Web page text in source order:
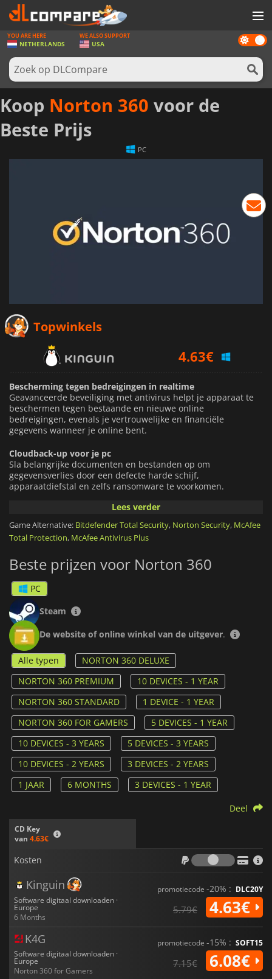
SPELLEN
GAME CARDS
SOFTWARE
REWARDS
NIEUWS
Dark
mode
YOU ARE HERE
NETHERLANDS
WE ALSO SUPPORT
USA
Koop Norton 360 voor de
Beste Prijs
PC
Topwinkels
6.08€
7.43€
Bescherming tegen bedreigingen in realtime
Geavanceerde beveiliging met antivirus helpt je apparaat te
beschermen tegen bestaande en nieuwe online
bedreigingen, evenals je vertrouwelijke en financiële
gegevens wanneer je online bent.
Cloudback-up voor je pc
Sla belangrijke documenten en bestanden op om
gegevensverlies door een defecte harde schijf,
apparaatdiefstal en zelfs ransomware te voorkomen.
Surf anoniem en veilig op een logboekvrij virtueel privé-
netwerk (VPN). Voeg geavanceerde encryptie toe om de
veiligheid en vertrouwelijkheid van je informatie te
En nog veel meer!
MetSafecam
te krijgen tot je webcam en je helpt onbevoegde toegang te
blokkeren.Bewaking van het Dark Web
als Norton je gegevens daar vindt, het je waarschuwt. En help
je sociale netwerkaccounts veilig te houden door ze te
bewaken op accountovername.
Lees verder
Game Alternative: Bitdefender Total Security, Norton Security, McAfee
Total Protection, McAfee Antivirus Plus
Beste prijzen voor Norton 360
PC
Steam
De website of online winkel van de uitgever.
Alle typen
NORTON 360 DELUXE
NORTON 360 PREMIUM
10 DEVICES - 1 YEAR
NORTON 360 STANDARD
1 DEVICE - 1 YEAR
NORTON 360 FOR GAMERS
5 DEVICES - 1 YEAR
10 DEVICES - 3 YEARS
5 DEVICES - 3 YEARS
10 DEVICES - 2 YEARS
3 DEVICES - 2 YEARS
1 JAAR
6 MONTHS 3 DEVICES - 1 YEAR
CD Key
van 4.63€
Deel
Kosten
Kosten
Kinguin
Software digitaal downloaden ·
Europe
6 Months
promotiecode -20% : DLC20Y
5.79€ 4.63€
K4G
Software digitaal downloaden ·
Europe
Norton 360 for Gamers
promotiecode -15% : SOFT15
7.15€ 6.08€